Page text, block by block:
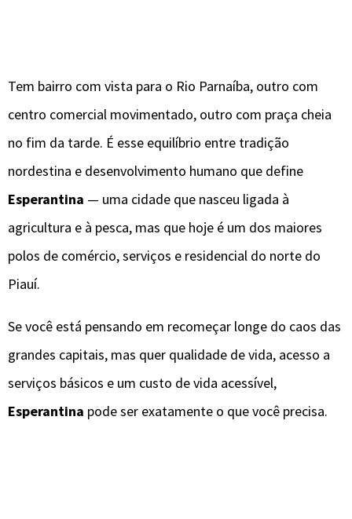
Tem bairro com vista para o Rio Parnaíba, outro com
centro comercial movimentado, outro com praça cheia
no fim da tarde. É esse equilíbrio entre tradição
nordestina e desenvolvimento humano que define
Esperantina — uma cidade que nasceu ligada à
agricultura e à pesca, mas que hoje é um dos maiores
polos de comércio, serviços e residencial do norte do
Piauí.
Se você está pensando em recomeçar longe do caos das
grandes capitais, mas quer qualidade de vida, acesso a
serviços básicos e um custo de vida acessível,
Esperantina pode ser exatamente o que você precisa.